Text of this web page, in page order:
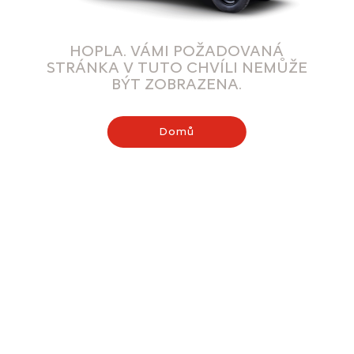
HOPLA. VÁMI POŽADOVANÁ
STRÁNKA V TUTO CHVÍLI NEMŮŽE
BÝT ZOBRAZENA.
Domů